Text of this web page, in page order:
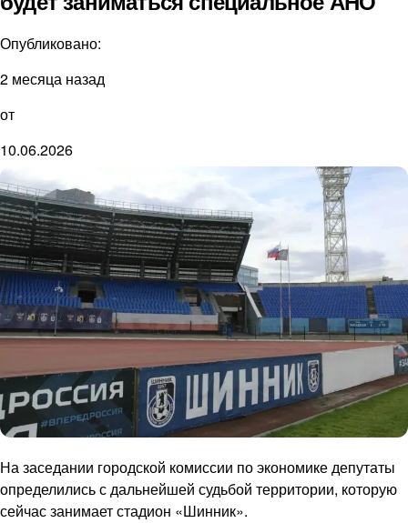
Опубликовано:
2 месяца назад
от
10.06.2026
На заседании городской комиссии по экономике депутаты
определились с дальнейшей судьбой территории, которую
сейчас занимает стадион «Шинник».